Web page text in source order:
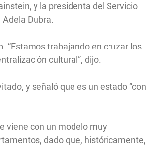
y la presidenta del Servicio
Dubra.
“Estamos trabajando en cruzar los
cultural”, dijo.
y señaló que es un estado “con
viene con un modelo muy
dado que, históricamente,